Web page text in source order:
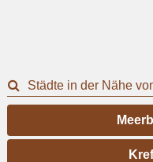
Städte in der Nähe